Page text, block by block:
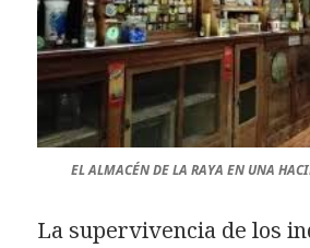
EL ALMACÉN DE LA RAYA EN UNA
La supervivencia de los